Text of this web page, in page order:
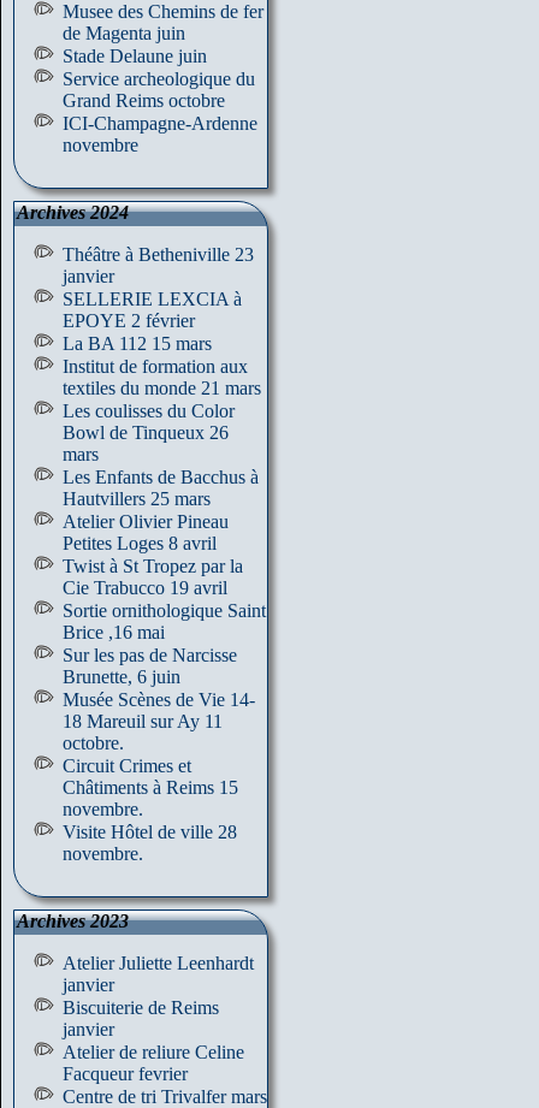
Musee des Chemins de fer
de Magenta juin
Stade Delaune juin
Service archeologique du
Grand Reims octobre
ICI-Champagne-Ardenne
novembre
Archives 2024
Théâtre à Betheniville 23
janvier
SELLERIE LEXCIA à
EPOYE 2 février
La BA 112 15 mars
Institut de formation aux
textiles du monde 21 mars
Les coulisses du Color
Bowl de Tinqueux 26
mars
Les Enfants de Bacchus à
Hautvillers 25 mars
Atelier Olivier Pineau
Petites Loges 8 avril
Twist à St Tropez par la
Cie Trabucco 19 avril
Sortie ornithologique Saint
Brice ,16 mai
Sur les pas de Narcisse
Brunette, 6 juin
Musée Scènes de Vie 14-
18 Mareuil sur Ay 11
octobre.
Circuit Crimes et
Châtiments à Reims 15
novembre.
Visite Hôtel de ville 28
novembre.
Archives 2023
Atelier Juliette Leenhardt
janvier
Biscuiterie de Reims
janvier
Atelier de reliure Celine
Facqueur fevrier
Centre de tri Trivalfer mars